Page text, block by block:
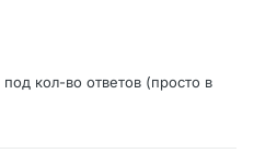
кол-во ответов (просто в